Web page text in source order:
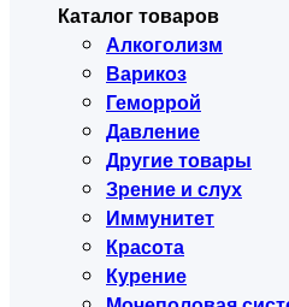
Каталог товаров
Алкоголизм
Варикоз
Геморрой
Давление
Другие товары
Зрение и слух
Иммунитет
Красота
Курение